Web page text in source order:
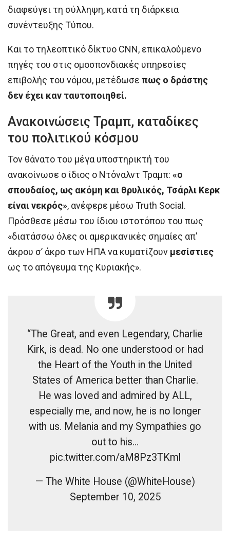
διαφεύγει τη σύλληψη, κατά τη διάρκεια
συνέντευξης Τύπου.
Και το τηλεοπτικό δίκτυο CNN, επικαλούμενο
πηγές του στις ομοσπονδιακές υπηρεσίες
επιβολής του νόμου, μετέδωσε πως ο δράστης
δεν έχει καν ταυτοποιηθεί.
Ανακοινώσεις Τραμπ, καταδίκες
του πολιτικού κόσμου
Τον θάνατο του μέγα υποστηρικτή του
ανακοίνωσε ο ίδιος ο Ντόναλντ Τραμπ: «ο
σπουδαίος, ως ακόμη και θρυλικός, Τσάρλι Κερκ
είναι νεκρός», ανέφερε μέσω Truth Social.
Πρόσθεσε μέσω του ίδιου ιστοτόπου του πως
«διατάσσω όλες οι αμερικανικές σημαίες απ’
άκρου σ’ άκρο των ΗΠΑ να κυματίζουν μεσίστιες
ως το απόγευμα της Κυριακής».
“The Great, and even Legendary, Charlie
Kirk, is dead. No one understood or had
the Heart of the Youth in the United
States of America better than Charlie.
He was loved and admired by ALL,
especially me, and now, he is no longer
with us. Melania and my Sympathies go
out to his…
pic.twitter.com/aM8Pz3TKml
— The White House (@WhiteHouse)
September 10, 2025